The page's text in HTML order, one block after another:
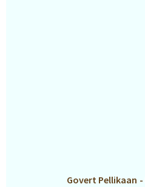
Govert Pellikaan -